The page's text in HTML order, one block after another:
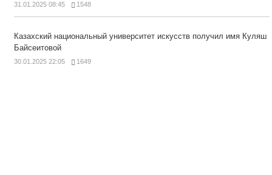
31.01.2025 08:45 1548
Казахский национальный университет искусств получил имя Куляш
Байсеитовой
30.01.2025 22:05 1649